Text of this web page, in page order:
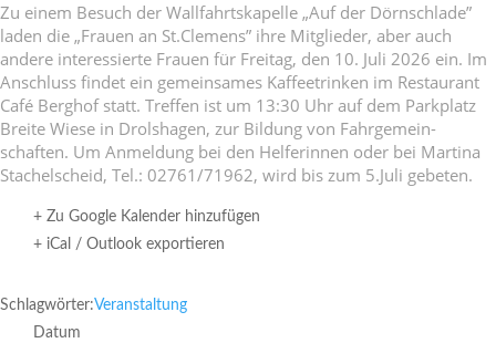
Zu einem Besuch der Wall­fahrts­ka­pelle „Auf der Dörnsch­lade”
laden die „Frauen an St.Clemens” ihre Mitglieder, aber auch
andere inter­es­sierte Frauen für Freitag, den 10. Juli 2026 ein. Im
Anschluss findet ein gemein­sames Kaffee­trinken im Restau­rant
Café Berghof statt. Treffen ist um 13:30 Uhr auf dem Park­platz
Breite Wiese in Drol­s­hagen, zur Bildung von Fahr­ge­mein­
schaften. Um Anmel­dung bei den Helfe­rinnen oder bei Martina
Stachel­scheid, Tel.: 02761/71962, wird bis zum 5.Juli gebeten.
+ Zu Google Kalender hinzufügen
+ iCal / Outlook exportieren
Schlagwörter:Veranstaltung
Datum